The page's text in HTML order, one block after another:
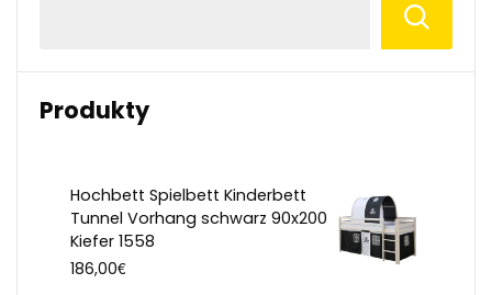
Produkty
Hochbett Spielbett Kinderbett
Tunnel Vorhang schwarz 90x200
Kiefer 1558
186,00€